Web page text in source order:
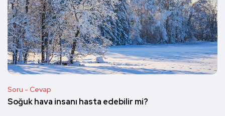
Soru - Cevap
Soğuk hava insanı hasta edebilir mi?